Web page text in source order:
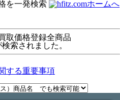
を一発検索
取価格登録全商品
索されました。
する重要事項